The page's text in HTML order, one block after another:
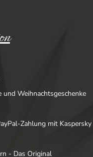
und Weihnachtsgeschenke
Zahlung mit Kaspersky
- Das Original